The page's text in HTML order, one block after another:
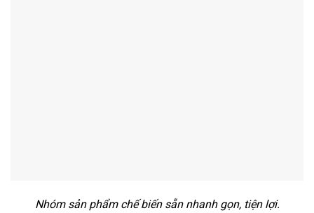
Nhóm sản phẩm chế biến sẵn nhanh gọn, tiện lợi.